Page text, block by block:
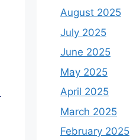
August 2025
July 2025
June 2025
May 2025
April 2025
March 2025
February 2025